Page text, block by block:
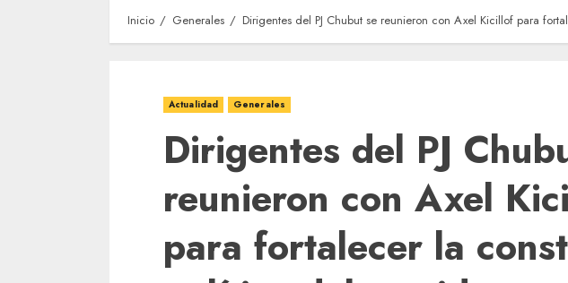
Inicio Generales Dirigentes del PJ Chubut se reunieron con Axel Kicillof para
Actualidad Generales
Dirigentes del PJ
reunieron con Axel
para fortalecer la